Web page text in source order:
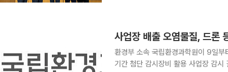
사업장 배출 오염물질, 드론
환경부 소속 국립환경과학원이 9일
기간 첨단 감시장비 활용 사업장 감시 결과 공유 연찬